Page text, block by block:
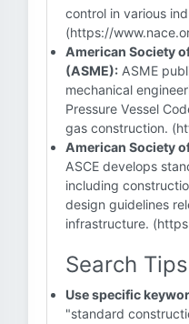
control in various
(https://
American Society
(ASME): ASME
mechanical
Pressure Vessel
gas construction.
American Society
ASCE develops
including
design guidelines
infrastructure.
Search Tips
Use specific
"standard